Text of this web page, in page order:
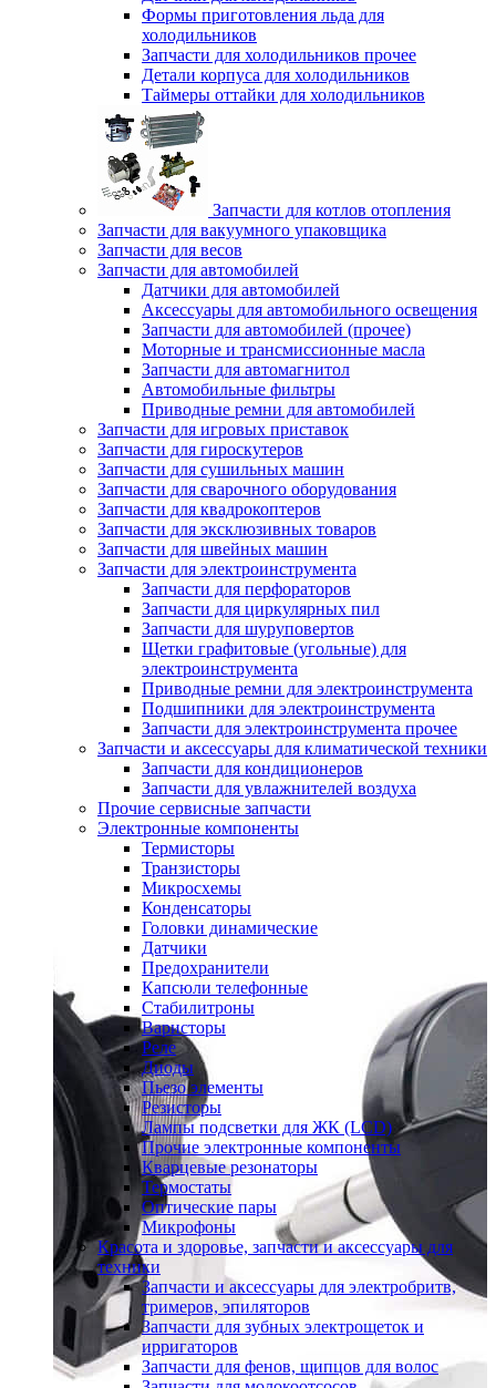
Формы приготовления льда для
холодильников
Запчасти для холодильников прочее
Детали корпуса для холодильников
Таймеры оттайки для холодильников
Запчасти для котлов отопления
Запчасти для вакуумного упаковщика
Запчасти для весов
Запчасти для автомобилей
Датчики для автомобилей
Аксессуары для автомобильного освещения
Запчасти для автомобилей (прочее)
Моторные и трансмиссионные масла
Запчасти для автомагнитол
Автомобильные фильтры
Приводные ремни для автомобилей
Запчасти для игровых приставок
Запчасти для гироскутеров
Запчасти для сушильных машин
Запчасти для сварочного оборудования
Запчасти для квадрокоптеров
Запчасти для эксклюзивных товаров
Запчасти для швейных машин
Запчасти для электроинструмента
Запчасти для перфораторов
Запчасти для циркулярных пил
Запчасти для шуруповертов
Щетки графитовые (угольные) для
электроинструмента
Приводные ремни для электроинструмента
Подшипники для электроинструмента
Запчасти для электроинструмента прочее
Запчасти и аксессуары для климатической техники
Запчасти для кондиционеров
Запчасти для увлажнителей воздуха
Прочие сервисные запчасти
Электронные компоненты
Термисторы
Транзисторы
Микросхемы
Конденсаторы
Головки динамические
Датчики
Предохранители
Капсюли телефонные
Стабилитроны
Варисторы
Реле
Диоды
Пьезо элементы
Резисторы
Лампы подсветки для ЖК (LCD)
Прочие электронные компоненты
Кварцевые резонаторы
Термостаты
Оптические пары
Микрофоны
Красота и здоровье, запчасти и аксессуары для
техники
Запчасти и аксессуары для электробритв,
тримеров, эпиляторов
Запчасти для зубных электрощеток и
ирригаторов
Запчасти для фенов, щипцов для волос